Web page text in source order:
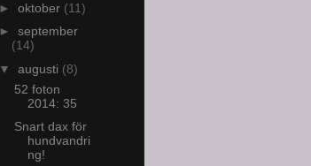
► oktober (11)
► september
(14)
▼ augusti (8)
52 foton
2014: 35
Snart dax för
hundvandri
ng!